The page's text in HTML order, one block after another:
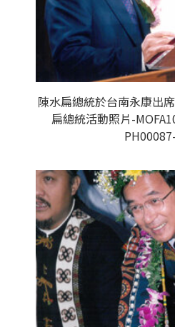
陳水扁總統於台南永康出
扁總統活動照片-